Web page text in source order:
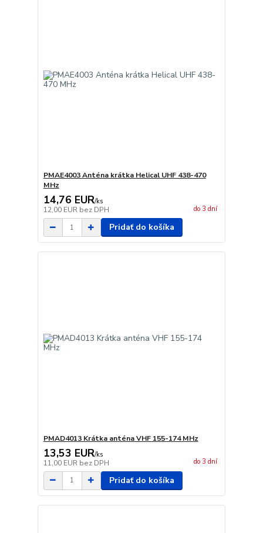
PMAE4003 Anténa krátka Helical UHF 438-470
MHz
14,76 EUR/ks
12,00 EUR bez DPH do 3 dní
Pridať do košíka
PMAD4013 Krátka anténa VHF 155-174 MHz
13,53 EUR/ks
11,00 EUR bez DPH do 3 dní
Pridať do košíka